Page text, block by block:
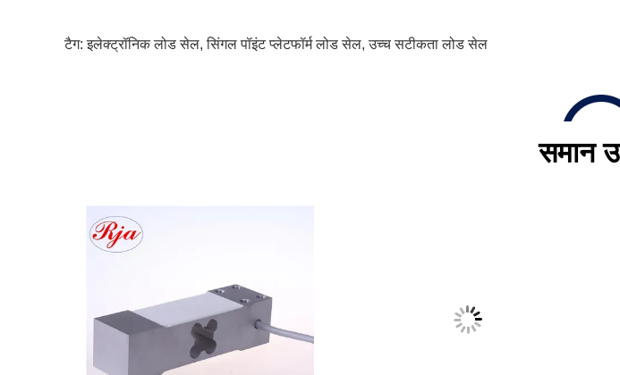
टैग:इलेक्ट्रॉनिक लोड सेल, सिंगल पॉइंट प्लेटफॉर्म लोड सेल, उच्च सटीकता लोड सेल
समान